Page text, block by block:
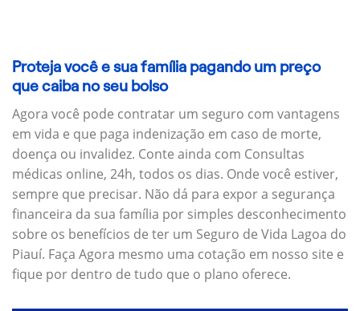
Proteja você e sua família pagando um preço
que caiba no seu bolso
Agora você pode contratar um seguro com vantagens
em vida e que paga indenização em caso de morte,
doença ou invalidez. Conte ainda com Consultas
médicas online, 24h, todos os dias. Onde você estiver,
sempre que precisar. Não dá para expor a segurança
financeira da sua família por simples desconhecimento
sobre os benefícios de ter um Seguro de Vida Lagoa do
Piauí. Faça Agora mesmo uma cotação em nosso site e
fique por dentro de tudo que o plano oferece.